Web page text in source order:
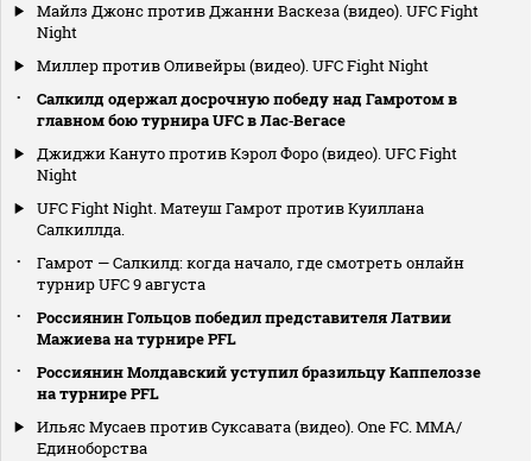
Майлз Джонс против Джанни Васкеза (видео). UFC Fight
Night
Миллер против Оливейры (видео). UFC Fight Night
Салкилд одержал досрочную победу над Гамротом в
главном бою турнира UFC в Лас‑Вегасе
Джиджи Кануто против Кэрол Форо (видео). UFC Fight
Night
UFC Fight Night. Матеуш Гамрот против Куиллана
Салкиллда.
Гамрот — Салкилд: когда начало, где смотреть онлайн
турнир UFC 9 августа
Россиянин Гольцов победил представителя Латвии
Мажиева на турнире PFL
Россиянин Молдавский уступил бразильцу Каппелоззе
на турнире PFL
Ильяс Мусаев против Суксавата (видео). One FC. MMA/
Единоборства